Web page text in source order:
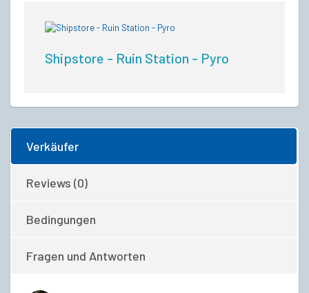
Shipstore - Ruin Station - Pyro
Verkäufer
Reviews (0)
Bedingungen
Fragen und Antworten